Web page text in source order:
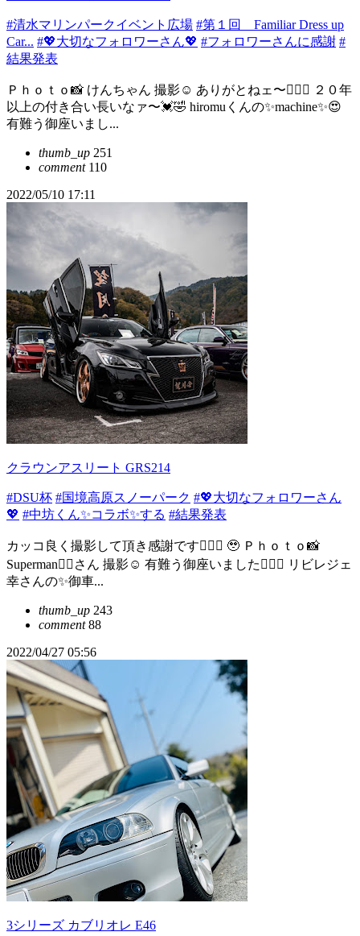
#清水マリンパークイベント広場 #第１回 Familiar Dress up
Car... #💖大切なフォロワーさん💖 #フォロワーさんに感謝 #
結果発表
Ｐｈｏｔｏ📸 けんちゃん 撮影☺️ ありがとねェ〜🙇🏻‍♂️ ２０年
以上の付き合い長いなァ〜💓🤣 hiromuくんの✨machine✨😍
有難う御座いまし...
thumb_up 251
comment110
2022/05/10 17:11
クラウンアスリート GRS214
#DSU杯 #国境高原スノーパーク #💖大切なフォロワーさん
💖 #中坊くん✨コラボ✨する #結果発表
カッコ良く撮影して頂き感謝です🙇🏻‍♂️ 🥹 Ｐｈｏｔｏ📸
Superman🦸‍♂️さん 撮影☺️ 有難う御座いました🙇🏻‍♂️ リビレジェ
幸さんの✨御車...
thumb_up 243
comment88
2022/04/27 05:56
3シリーズ カブリオレ E46